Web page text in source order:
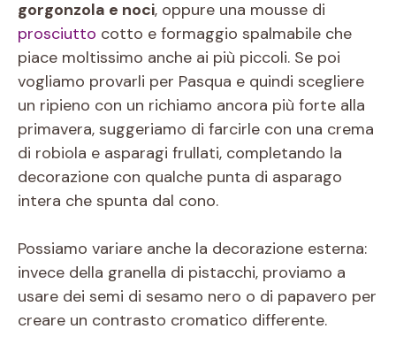
gorgonzola e noci, oppure una mousse di
prosciutto cotto e formaggio spalmabile che
piace moltissimo anche ai più piccoli. Se poi
vogliamo provarli per Pasqua e quindi scegliere
un ripieno con un richiamo ancora più forte alla
primavera, suggeriamo di farcirle con una crema
di robiola e asparagi frullati, completando la
decorazione con qualche punta di asparago
intera che spunta dal cono.
Possiamo variare anche la decorazione esterna:
invece della granella di pistacchi, proviamo a
usare dei semi di sesamo nero o di papavero per
creare un contrasto cromatico differente.